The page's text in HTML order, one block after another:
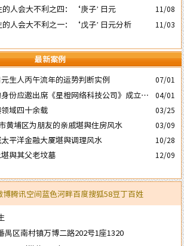
的人会大不利之四：‘庚子’ 日元 11/08
的人会大不利之一：‘戊子’ 日元分析 11/03
最新案例
生人丙午流年的运势判断实例
07/01
份应邀出席《星橙网络科技公司》成立5
04/01
域四十余载 03/25
黄埔区为朋友的亲戚堪舆住房风水 03/09
平洋金融大厦堪舆调理风水 10/28
舆其父老坟墓 12/09
博腾讯空间蓝色河畔百度搜狐58豆丁百姓
禺区南村镇万博二路202号1座1320